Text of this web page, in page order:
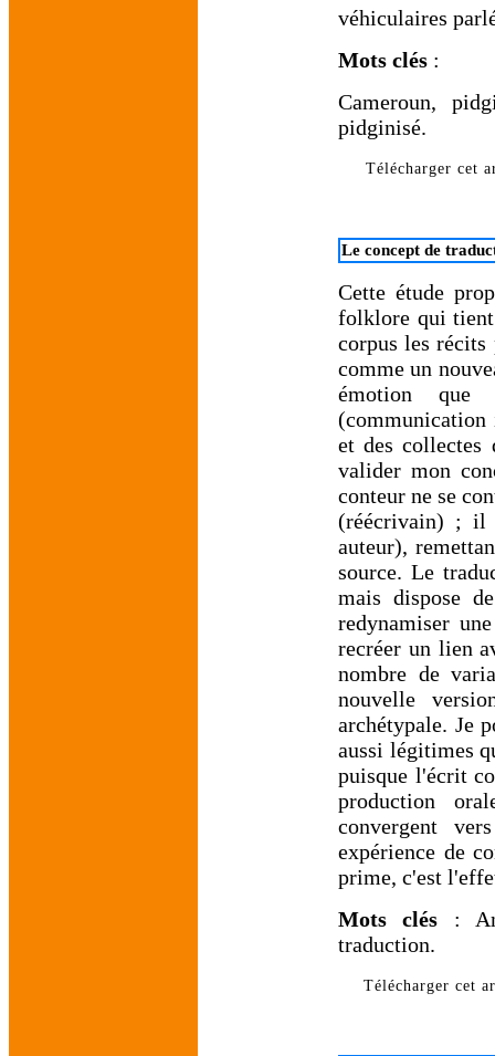
véhiculaires
Mots clés :
Cameroun,
pidginisé.
Télécharger cet
Le concept de
Cette étude
folklore qui
corpus les récits
comme un
émotion
(communication
et des collectes
valider mon
conteur ne se
(réécrivain) ; il
auteur),
source. Le
mais dispose
redynamiser
recréer un lien
nombre de
nouvelle
archétypale. Je
aussi légitimes
puisque l'écrit
production
convergent
expérience de
prime, c'est
Mots clés :
traduction.
Télécharger cet